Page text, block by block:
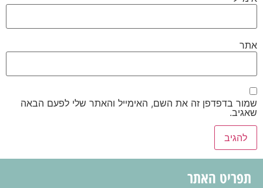
אתר
שמור בדפדפן זה את השם, האימייל והאתר שלי לפעם הבאה
שאגיב.
תפריט האתר